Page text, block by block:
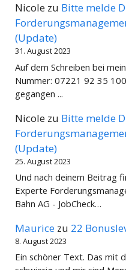
Nicole zu Bitte melde
(Update)
31. August 2023
Auf dem Schreiben bei
Nummer: 07221 92 35
gegangen ...
Nicole zu Bitte melde
(Update)
25. August 2023
Und nach deinem Beitrag
Experte
Bahn AG - JobCheck…
Maurice zu 22
8. August 2023
Ein schöner Text. Das mit